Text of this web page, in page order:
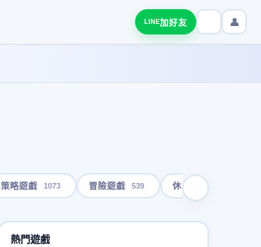
LINE加好友 👤
策略遊戲 1073 冒險遊戲 539 休閒遊戲
熱門遊戲